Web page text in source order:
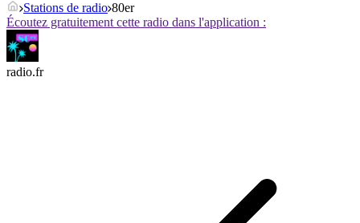
Stations de radio 80er
Écoutez gratuitement cette radio dans l'application :
radio.fr